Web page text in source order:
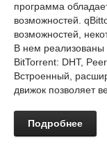
программа
возможностей.
возможностей,
В нем реализованы
BitTorrent: DHT,
Встроенный,
движок позволяет
Подробнее